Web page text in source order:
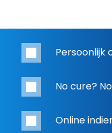
Persoonlijk
No cure?
Online